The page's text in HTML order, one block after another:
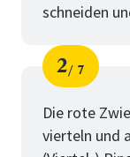
schneiden
Schritt
2
von
7
Die rote
vierteln und